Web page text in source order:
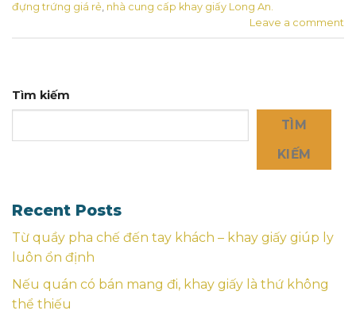
đựng trứng giá rẻ, nhà cung cấp khay giấy Long An.
Leave a comment
Tìm kiếm
TÌM
KIẾM
Recent Posts
Từ quầy pha chế đến tay khách – khay giấy giúp ly
luôn ổn định
Nếu quán có bán mang đi, khay giấy là thứ không
thể thiếu